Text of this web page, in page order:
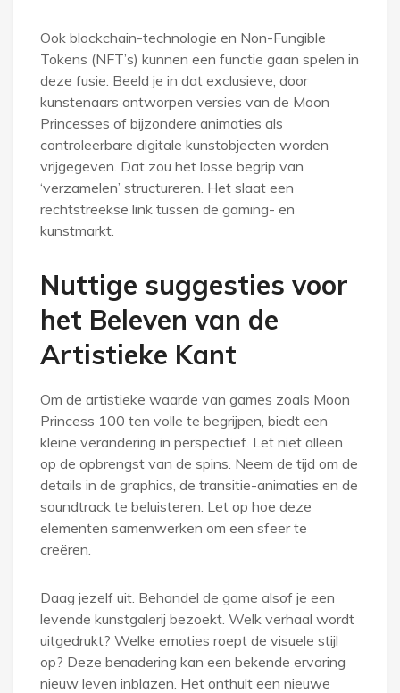
Ook blockchain-technologie en Non-Fungible
Tokens (NFT’s) kunnen een functie gaan spelen in
deze fusie. Beeld je in dat exclusieve, door
kunstenaars ontworpen versies van de Moon
Princesses of bijzondere animaties als
controleerbare digitale kunstobjecten worden
vrijgegeven. Dat zou het losse begrip van
‘verzamelen’ structureren. Het slaat een
rechtstreekse link tussen de gaming- en
kunstmarkt.
Nuttige suggesties voor
het Beleven van de
Artistieke Kant
Om de artistieke waarde van games zoals Moon
Princess 100 ten volle te begrijpen, biedt een
kleine verandering in perspectief. Let niet alleen
op de opbrengst van de spins. Neem de tijd om de
details in de graphics, de transitie-animaties en de
soundtrack te beluisteren. Let op hoe deze
elementen samenwerken om een sfeer te
creëren.
Daag jezelf uit. Behandel de game alsof je een
levende kunstgalerij bezoekt. Welk verhaal wordt
uitgedrukt? Welke emoties roept de visuele stijl
op? Deze benadering kan een bekende ervaring
nieuw leven inblazen. Het onthult een nieuwe